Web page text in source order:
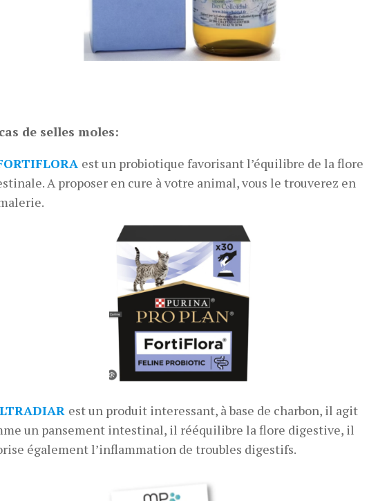
de selles moles:
est un probiotique favorisant l’équilibre de la flore
A proposer en cure à votre animal, vous le trouverez en
est un produit interessant, à base de charbon, il agit
un pansement intestinal, il rééquilibre la flore digestive, il
également l’inflammation de troubles digestifs.